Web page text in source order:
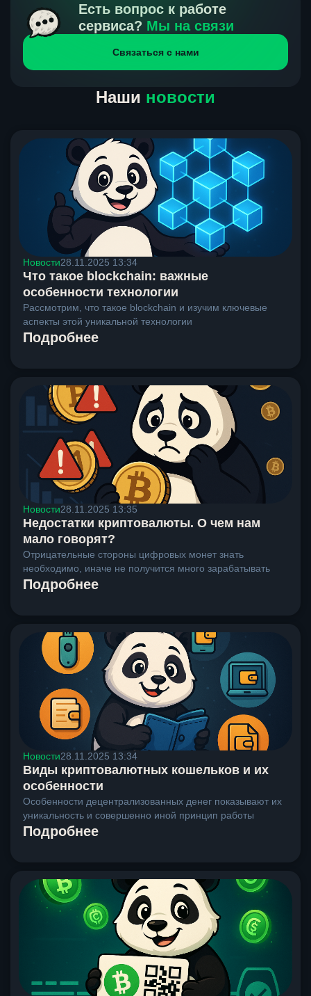
получения нами средств от тебя, а на другой части
направлений курс, указанный на сайте, является
окончательным. Если сомневаешься, напиши в онлайн-
чат на сайте, мы поможем разобраться.
Есть вопрос к работе
сервиса? Мы на связи
Связаться с нами
Наши новости
Новости28.11.2025 13:34
Что такое blockchain: важные
особенности технологии
Рассмотрим, что такое blockchain и изучим ключевые
аспекты этой уникальной технологии
Подробнее
Новости28.11.2025 13:35
Недостатки криптовалюты. О чем нам
мало говорят?
Отрицательные стороны цифровых монет знать
необходимо, иначе не получится много зарабатывать
Подробнее
Новости28.11.2025 13:34
Виды криптовалютных кошельков и их
особенности
Особенности децентрализованных денег показывают их
уникальность и совершенно иной принцип работы
Подробнее